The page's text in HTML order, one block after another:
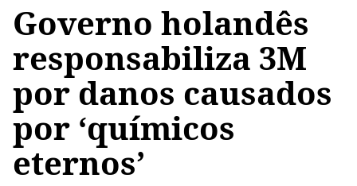
Governo holandês
responsabiliza 3M
por danos causados ​​
por ‘químicos
eternos’